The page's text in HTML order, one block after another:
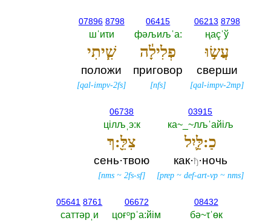
06213 8798
ңаçˈў
עֲשׂ֣וּ
сверши
[qal-impv-2mp]
06415
фәљиљˈа:‎
פְלִילָ֔ה
приговор
[nfs]
07896 8798
шˈиτи
שִׁ֧יתִי
положи
[qal-impv-2fs]
03915
ка~_~лљˈайiљ
כַ:לַּ֛יִל
как·ђ·ночь
[prep ~def-art-vp ~nms]
06738
цiлљˌэ:к
צִלֵּ֖:ךְ
сень·твою
[nms ~2fs-sf]
08432
бә~τˈөк
06672
цоғᵒрˈа:йiм
05641 8761
саттәрˌи